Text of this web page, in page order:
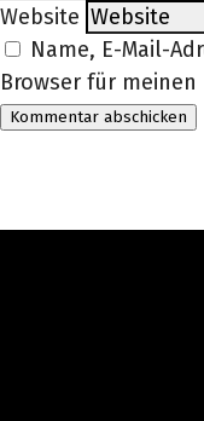
Website
Name, E-Mail-
Browser für